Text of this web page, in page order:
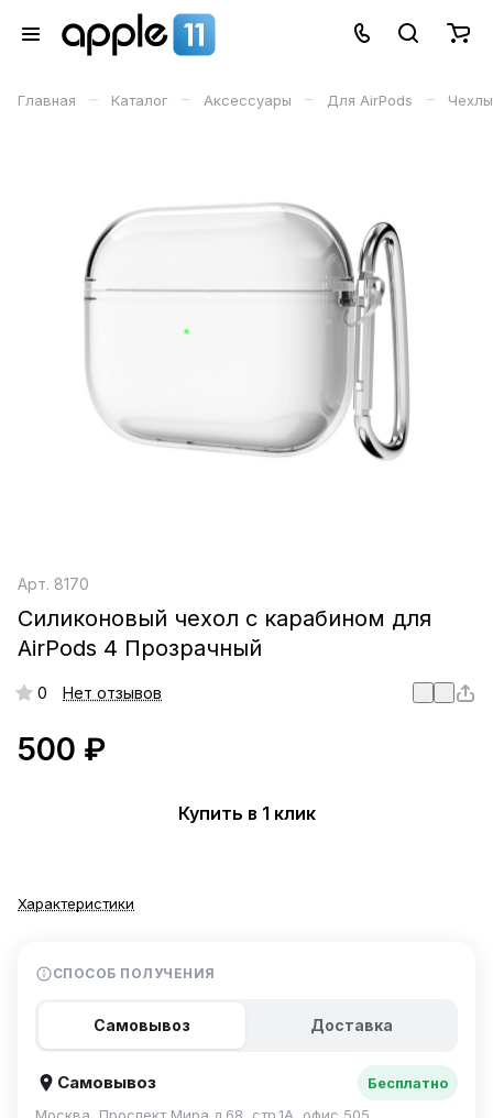
Главная – Каталог – Аксессуары – Для AirPods –
Арт. 8170
Силиконовый чехол c карабином для
AirPods 4 Прозрачный
0 Нет отзывов
500 ₽
Купить в 1 клик
Характеристики
СПОСОБ ПОЛУЧЕНИЯ
Самовывоз Доставка
Самовывоз
Бесплатно